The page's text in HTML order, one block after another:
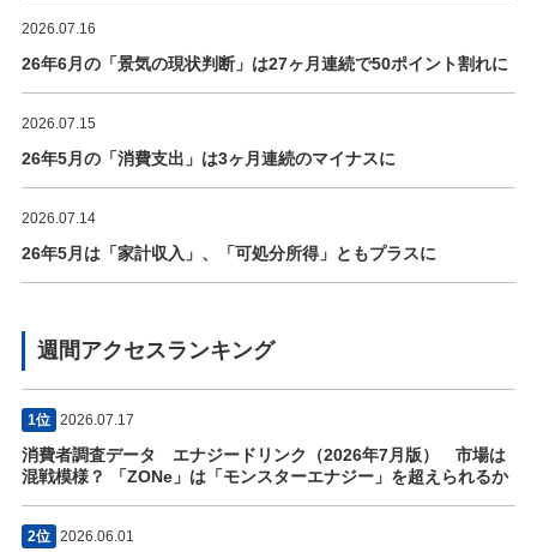
2026.07.16
26年6月の「景気の現状判断」は27ヶ月連続で50ポイント割れに
2026.07.15
26年5月の「消費支出」は3ヶ月連続のマイナスに
2026.07.14
26年5月は「家計収入」、「可処分所得」ともプラスに
週間アクセスランキング
1位 2026.07.17
消費者調査データ エナジードリンク（2026年7月版） 市場は
混戦模様？ 「ZONe」は「モンスターエナジー」を超えられるか
2位 2026.06.01